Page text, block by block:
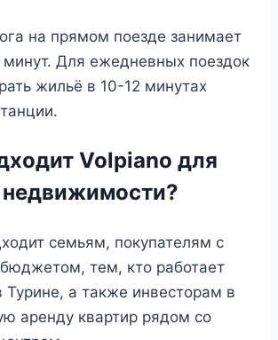
на прямом поезде занимает
минут. Для ежедневных поездок
жильё в 10-12 минутах
Volpiano для
недвижимости?
семьям, покупателям с
тем, кто работает
Турине, а также инвесторам в
аренду квартир рядом со